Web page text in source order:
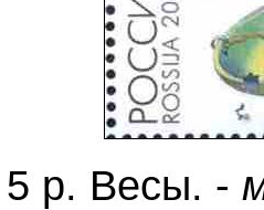
р. Весы. -